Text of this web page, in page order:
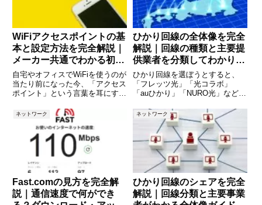
WiFiアクセスポイントの基
本と設定方法を完全解説｜
メーカー共通でわかる初心
者向けガイド
自宅やオフィスでWiFiを使うのが
当たり前になった今、「アクセス
ポイント」という言葉を耳にする
にアクセスポイントとは何なの
か、ルーターとの違いは何か、ど
う設定すればよいのかを正確に理
解している方は意外と少ないか
ひかり回線の全体像を完全
解説｜回線の種類と主要提
供業者を分類してわかりや
すく整理
ひかり回線を選ぼうとすると、
「フレッツ光」「光コラボ」
「auひかり」「NURO光」など、
かりにくいと感じる方は多いので
はないでしょうか。実は、ひかり
回線はサービス名ではなく、「ど
の事業者が回線インフラを持って
ネットワーク
Fast.comの見方を完全解
説｜通信速度で何ができ
ネットワーク
ひかり回線のシェアを完全
解説｜回線分類と主要事業